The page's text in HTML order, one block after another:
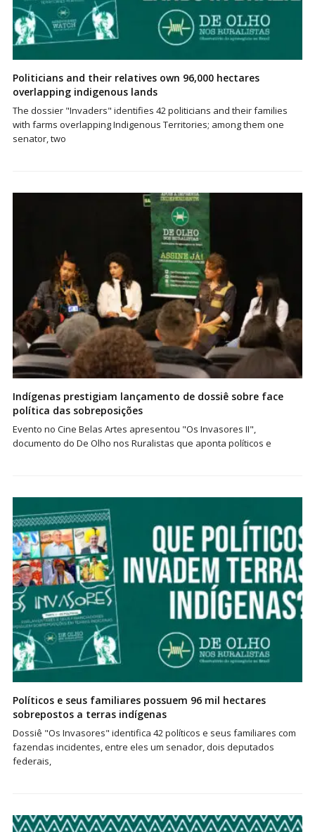
Politicians and their relatives own 96,000 hectares
overlapping indigenous lands
The dossier "Invaders" identifies 42 politicians and their families
with farms overlapping Indigenous Territories; among them one
senator, two
Indígenas prestigiam lançamento de dossiê sobre face
política das sobreposições
Evento no Cine Belas Artes apresentou "Os Invasores II",
documento do De Olho nos Ruralistas que aponta políticos e
Políticos e seus familiares possuem 96 mil hectares
sobrepostos a terras indígenas
Dossiê "Os Invasores" identifica 42 políticos e seus familiares com
fazendas incidentes, entre eles um senador, dois deputados
federais,